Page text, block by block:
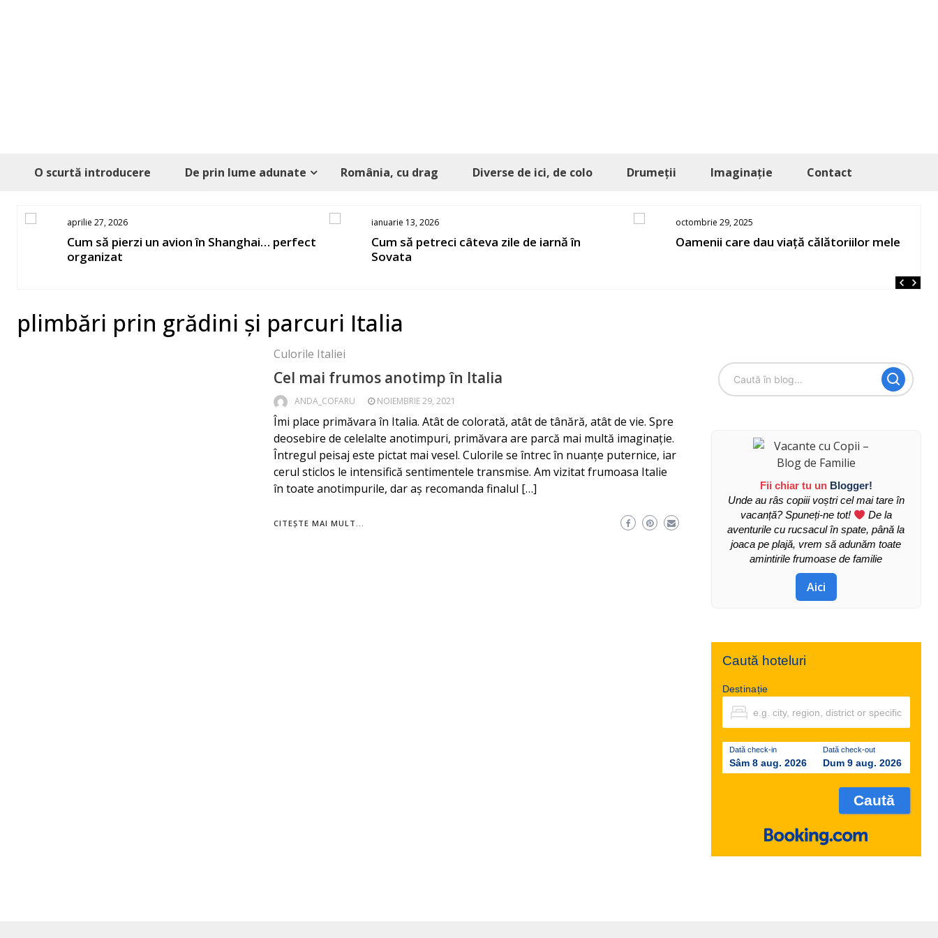
O scurtă introducere De prin lume adunate România, cu drag Diverse de ici, de colo Drumeții Imaginație Contact
aprilie 27, 2026
Cum să pierzi un avion în Shanghai… perfect
organizat
ianuarie 13, 2026
Cum să petreci câteva zile de iarnă în
Sovata
octombrie 29, 2025
Oamenii care dau viață călătoriilor mele
plimbări prin grădini și parcuri Italia
Culorile Italiei
Cel mai frumos anotimp în Italia
ANDA_COFARU NOIEMBRIE 29, 2021
Îmi place primăvara în Italia. Atât de colorată, atât de tânără, atât de vie. Spre
deosebire de celelalte anotimpuri, primăvara are parcă mai multă imaginație.
Întregul peisaj este pictat mai vesel. Culorile se întrec în nuanțe puternice, iar
cerul sticlos le intensifică sentimentele transmise. Am vizitat frumoasa Italie
în toate anotimpurile, dar aș recomanda finalul […]
CITEȘTE MAI MULT...
Fii chiar tu un Blogger!
Unde au râs copiii voștri cel mai tare în
vacanță? Spuneți-ne tot!
De la
aventurile cu rucsacul în spate, până la
joaca pe plajă, vrem să adunăm toate
amintirile frumoase de familie
Aici
Caută hoteluri
Destinație
Dată check-in
Sâm 8 aug. 2026
Dată check-out
Dum 9 aug. 2026